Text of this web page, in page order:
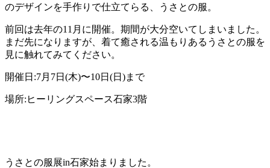
のデザインを手作りで仕立てらる、うさとの服。
前回は去年の11月に開催。期間が大分空いてしまいました。
まだ先になりますが、着て癒される温もりあるうさとの服を
見に触れてみてください。
開催日:7月7日(木)〜10日(日)まで
場所:ヒーリングスペース石家3階
うさとの服展in石家始まりました。